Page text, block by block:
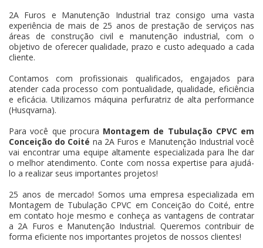
2A Furos e Manutenção Industrial traz consigo uma vasta
experiência de mais de 25 anos de prestação de serviços nas
áreas de construção civil e manutenção industrial, com o
objetivo de oferecer qualidade, prazo e custo adequado a cada
cliente.
Contamos com profissionais qualificados, engajados para
atender cada processo com pontualidade, qualidade, eficiência
e eficácia. Utilizamos máquina perfuratriz de alta performance
(Husqvarna).
Para você que procura Montagem de Tubulação CPVC em
Conceição do Coité na 2A Furos e Manutenção Industrial você
vai encontrar uma equipe altamente especializada para lhe dar
o melhor atendimento. Conte com nossa expertise para ajudá-
lo a realizar seus importantes projetos!
25 anos de mercado! Somos uma empresa especializada em
Montagem de Tubulação CPVC em Conceição do Coité, entre
em contato hoje mesmo e conheça as vantagens de contratar
a 2A Furos e Manutenção Industrial. Queremos contribuir de
forma eficiente nos importantes projetos de nossos clientes!